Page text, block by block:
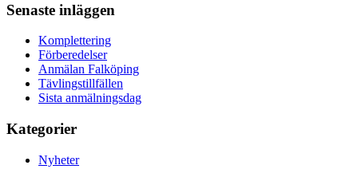
Senaste inläggen
Komplettering
Förberedelser
Anmälan Falköping
Tävlingstillfällen
Sista anmälningsdag
Kategorier
Nyheter